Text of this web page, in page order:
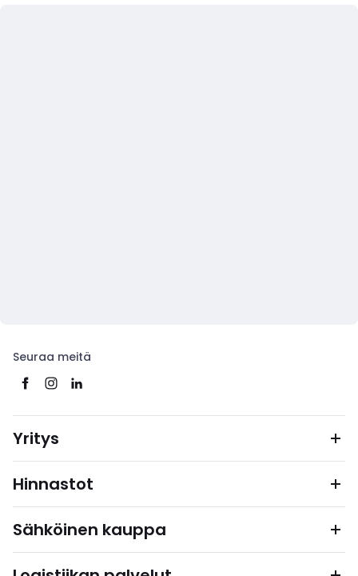
Seuraa meitä
Yritys
Hinnastot
Sähköinen kauppa